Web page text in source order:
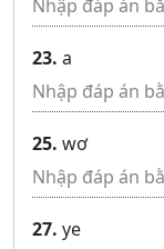
23. a
25. wơ
27. ye